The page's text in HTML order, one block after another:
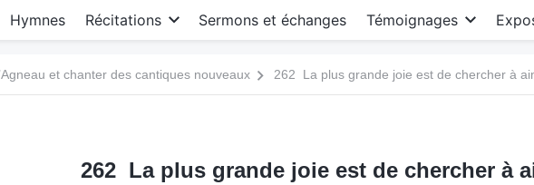
Hymnes Récitations Sermons et échanges Témoignages
et chanter des cantiques nouveaux 262 La plus grande joie est de chercher à
262 La plus grande joie est de chercher à